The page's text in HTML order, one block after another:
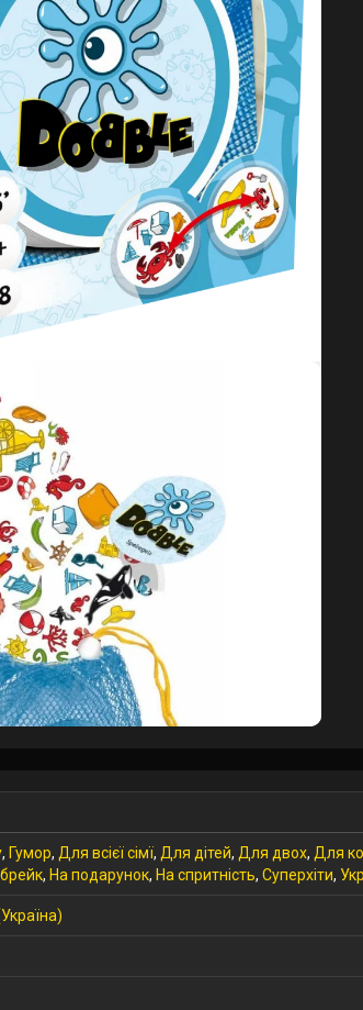
, Гумор, Для всієї сімї, Для дітей, Для двох, Для
, На подарунок, На спритність, Суперхіти,